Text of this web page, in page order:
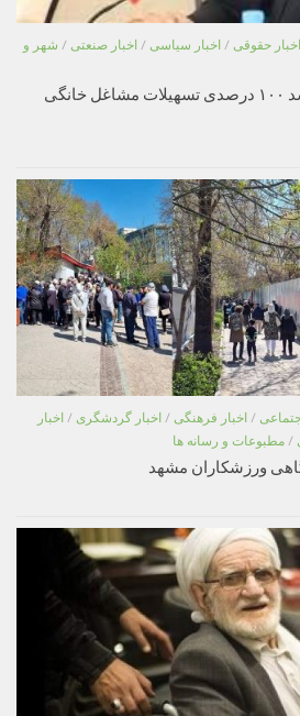
اخبار حقوقی / اخبار سیاسی / اخبار صنعتی / شهر و
فرماندار تربت‌حیدریه از رشد ۱۰۰ درصدی تسهیلات مشاغل خانگی
/ اخبار فرهنگی / اخبار گردشگری / اخبار
/ مطبوعات و رسانه ها
ورزشکاران مشهد